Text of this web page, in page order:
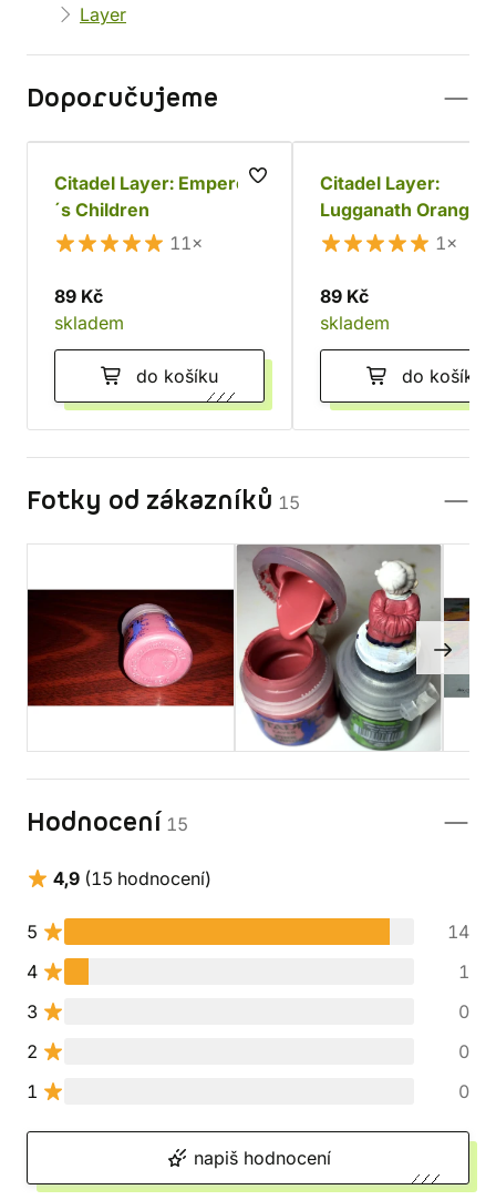
Layer
Doporučujeme
Citadel Layer: Emperor
´s Children
11×
89 Kč
skladem
do košíku
Citadel Layer:
Lugganath Orange
1×
89 Kč
skladem
do košíku
Fotky od zákazníků 15
Hodnocení 15
4,9 (15 hodnocení)
5
14
4
1
3
0
2
0
1
0
napiš hodnocení